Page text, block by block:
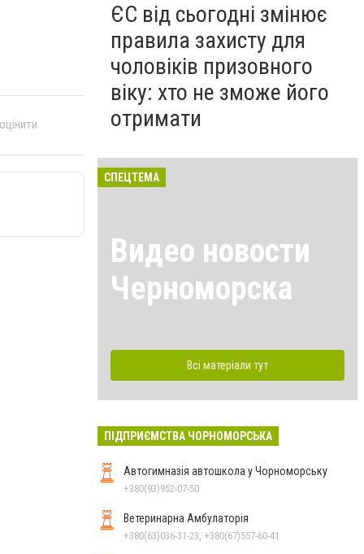
ЄС від сьогодні змінює
правила захисту для
чоловіків призовного
віку: хто не зможе його
отримати
СПЕЦТЕМА
Видео новости
Черноморска
Всі матеріали тут
ПІДПРИЄМСТВА ЧОРНОМОРСЬКА
Автогимназія автошкола у Чорноморську
+380(93)952-07-50
Ветеринарна Амбулаторія
+380(63)036-31-23, +380(67)557-60-41